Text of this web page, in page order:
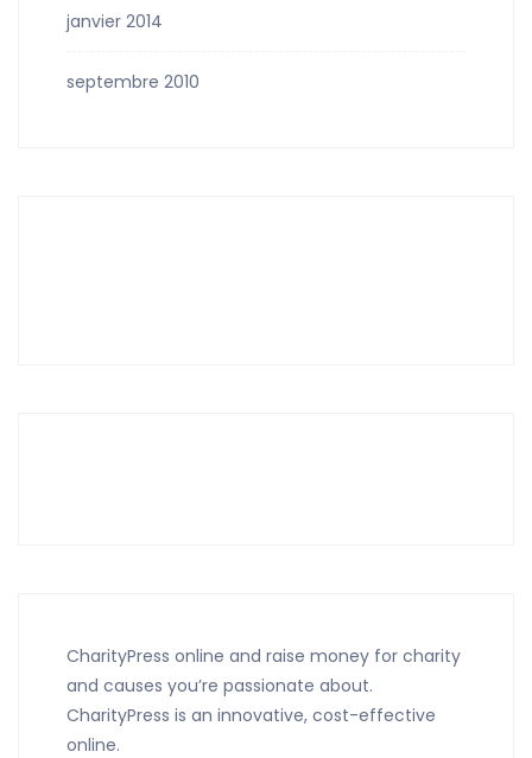
janvier 2014
septembre 2010
CharityPress online and raise money for charity
and causes you’re passionate about.
CharityPress is an innovative, cost-effective
online.